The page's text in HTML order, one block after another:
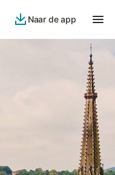
Naar de app